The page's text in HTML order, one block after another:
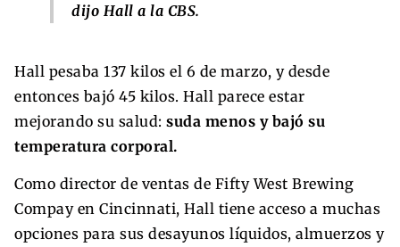
dijo Hall a la CBS.
Hall pesaba 137 kilos el 6 de marzo, y desde
entonces bajó 45 kilos. Hall parece estar
mejorando su salud: suda menos y bajó su
temperatura corporal.
Como director de ventas de Fifty West Brewing
Compay en Cincinnati, Hall tiene acceso a muchas
opciones para sus desayunos líquidos, almuerzos y